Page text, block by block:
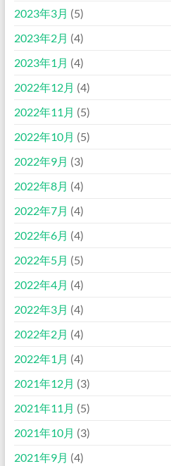
2023年3月 (5)
2023年2月 (4)
2023年1月 (4)
2022年12月 (4)
2022年11月 (5)
2022年10月 (5)
2022年9月 (3)
2022年8月 (4)
2022年7月 (4)
2022年6月 (4)
2022年5月 (5)
2022年4月 (4)
2022年3月 (4)
2022年2月 (4)
2022年1月 (4)
2021年12月 (3)
2021年11月 (5)
2021年10月 (3)
2021年9月 (4)